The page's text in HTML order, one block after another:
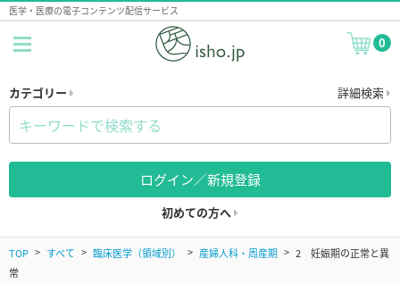
医学・医療の電子コンテンツ配信サービス
0
カテゴリー 詳細検索
ログイン／新規登録
初めての方へ
TOP すべて 臨床医学（領域別） 産婦人科・周産期
2 妊娠期の正常と異
常